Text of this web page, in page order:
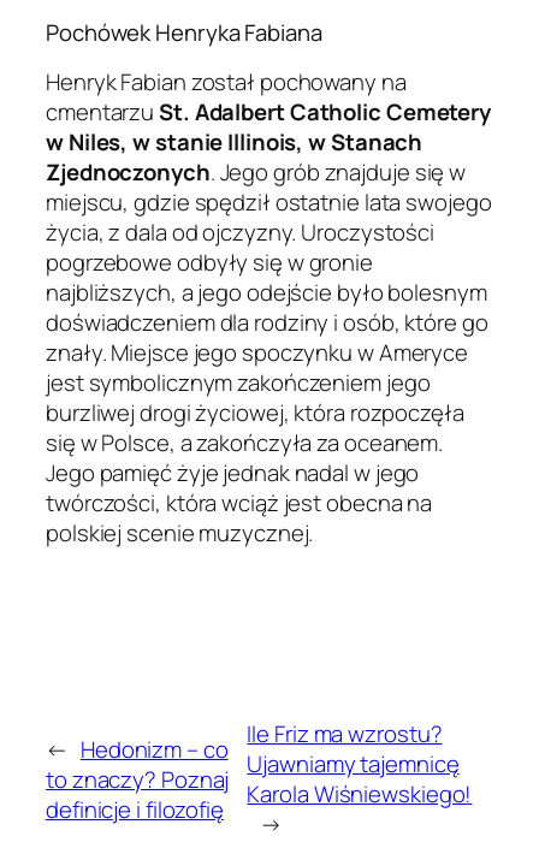
Pochówek Henryka Fabiana
Henryk Fabian został pochowany na
cmentarzuSt. Adalbert Catholic Cemetery
w Niles, w stanie Illinois, w Stanach
Zjednoczonych. Jego grób znajduje się w
miejscu, gdzie spędził ostatnie lata swojego
życia, z dala od ojczyzny. Uroczystości
pogrzebowe odbyły się w gronie
najbliższych, a jego odejście było bolesnym
doświadczeniem dla rodziny i osób, które go
znały. Miejsce jego spoczynku w Ameryce
jest symbolicznym zakończeniem jego
burzliwej drogi życiowej, która rozpoczęła
się w Polsce, a zakończyła za oceanem.
Jego pamięć żyje jednak nadal w jego
twórczości, która wciąż jest obecna na
polskiej scenie muzycznej.
← Hedonizm – co
to znaczy? Poznaj
definicje i filozofię
Ile Friz ma wzrostu?
Ujawniamy tajemnicę
Karola Wiśniewskiego!
→